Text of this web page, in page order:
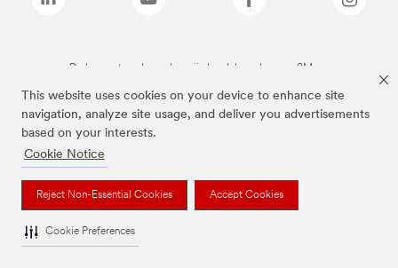
This website uses cookies on your device to enhance site
navigation, analyze site usage, and deliver you advertisements
based on your interests.
Cookie Notice
Reject Non-Essential Cookies Accept Cookies
Cookie Preferences
De bovenstaande merken zijn handelsmerken van 3M.we